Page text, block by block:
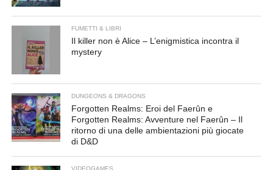
FUMETTI & LIBRI
Il killer non è Alice – L’enigmistica incontra il
mystery
DUNGEONS & DRAGONS
Forgotten Realms: Eroi del Faerûn e
Forgotten Realms: Avventure nel Faerûn – Il
ritorno di una delle ambientazioni più giocate
di D&D
VIDEOGAMES